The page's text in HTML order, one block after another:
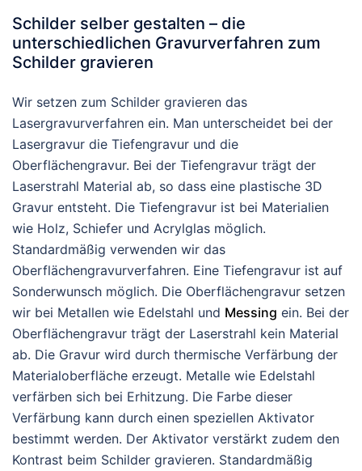
Schilder selber gestalten – die
unterschiedlichen Gravurverfahren zum
Schilder gravieren
Wir setzen zum Schilder gravieren das
Lasergravurverfahren ein. Man unterscheidet bei der
Lasergravur die Tiefengravur und die
Oberflächengravur. Bei der Tiefengravur trägt der
Laserstrahl Material ab, so dass eine plastische 3D
Gravur entsteht. Die Tiefengravur ist bei Materialien
wie Holz, Schiefer und Acrylglas möglich.
Standardmäßig verwenden wir das
Oberflächengravurverfahren. Eine Tiefengravur ist auf
Sonderwunsch möglich. Die Oberflächengravur setzen
wir bei Metallen wie Edelstahl und Messing ein. Bei der
Oberflächengravur trägt der Laserstrahl kein Material
ab. Die Gravur wird durch thermische Verfärbung der
Materialoberfläche erzeugt. Metalle wie Edelstahl
verfärben sich bei Erhitzung. Die Farbe dieser
Verfärbung kann durch einen speziellen Aktivator
bestimmt werden. Der Aktivator verstärkt zudem den
Kontrast beim Schilder gravieren. Standardmäßig